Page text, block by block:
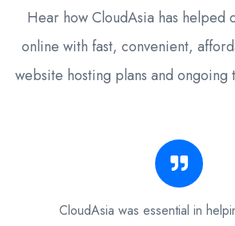
Hear how CloudAsia has helped
online with fast, convenient,
website hosting plans and ongoing
CloudAsia was essential in